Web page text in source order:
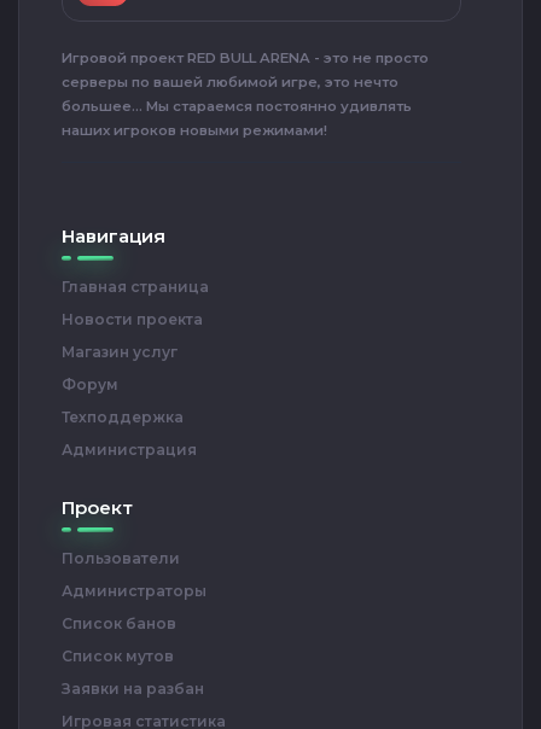
Игровой проект RED BULL ARENA - это не просто
серверы по вашей любимой игре, это нечто
большее... Мы стараемся постоянно удивлять
наших игроков новыми режимами!
Навигация
Главная страница
Новости проекта
Магазин услуг
Форум
Техподдержка
Администрация
Проект
Пользователи
Администраторы
Список банов
Список мутов
Заявки на разбан
Игровая статистика